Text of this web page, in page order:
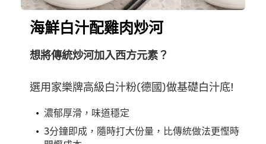
海鮮白汁配雞肉炒河
想將傳統炒河加入西方元素？
選用家樂牌高級白汁粉(德國)​做基礎白汁底!
濃郁厚滑，味道穩定
3分鐘即成，隨時打大份量，比傳統做法更慳時